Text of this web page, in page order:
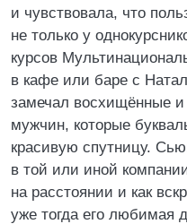
и чувствовала, что
не только у
курсов
в кафе или баре с
замечал восхищённые
мужчин, которые
красивую спутницу.
в той или иной
на расстоянии и как
уже тогда его любимая